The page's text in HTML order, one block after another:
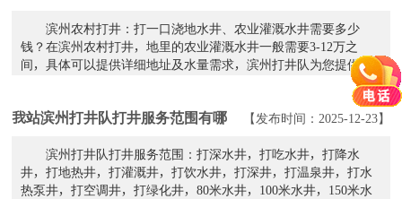
少钱？滨州农村打井：打一口浇地水井、农业灌溉水井需要多少
钱？在滨州农村打井，地里的农业灌溉水井一般需要3-12万之
间，具体可以提供详细地址及水量需求，滨州打井队为您提供更
具性价比的打井取水解决方案，供您参考选择。滨州打井，我
【发布时间：2025-12-23】
我站滨州打井队打井服务范围有哪
滨州打井队打井服务范围：打深水井，打吃水井，打降水
井，打地热井，打灌溉井，打饮水井，打深井，打温泉井，打水
热泵井，打空调井，打绿化井，80米水井，100米水井，150米水